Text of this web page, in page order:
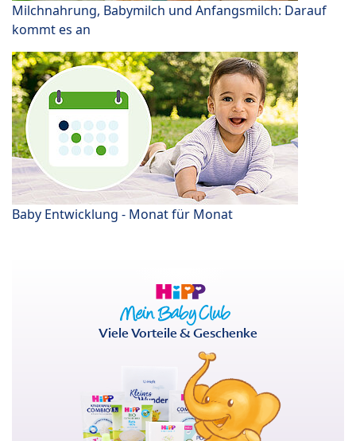
Milchnahrung, Babymilch und Anfangsmilch: Darauf
kommt es an
Baby Entwicklung - Monat für Monat
Viele Vorteile & Geschenke